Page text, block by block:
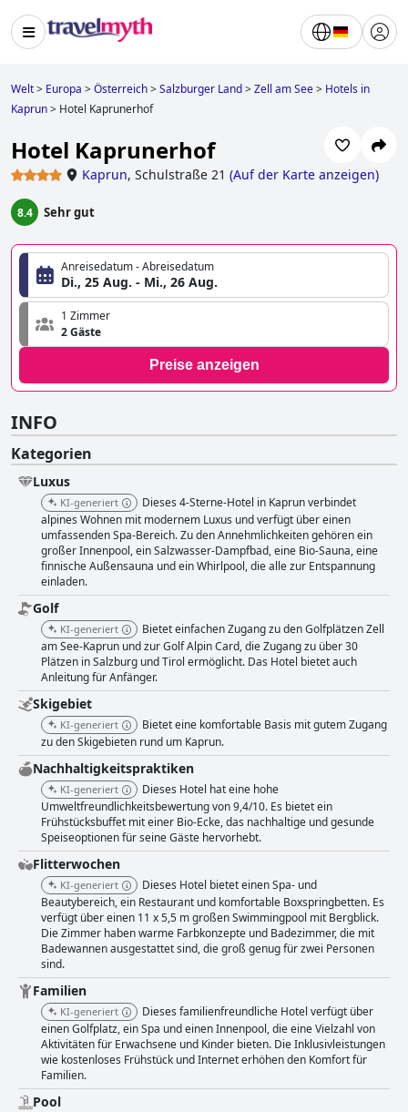
Welt> Europa >Österreich>Salzburger Land>Zell am See> Hotels in
Kaprun> Hotel Kaprunerhof
Hotel Kaprunerhof
Kaprun, Schulstraße 21 (Auf der Karte anzeigen)
8.4 Sehr gut
Anreisedatum - Abreisedatum
Di., 25 Aug. - Mi., 26 Aug.
1 Zimmer
2 Gäste
Preise anzeigen
INFO
Kategorien
Luxus
KI-generiert
Dieses 4-Sterne-Hotel in Kaprun verbindet
alpines Wohnen mit modernem Luxus und verfügt über einen
umfassenden Spa-Bereich. Zu den Annehmlichkeiten gehören ein
großer Innenpool, ein Salzwasser-Dampfbad, eine Bio-Sauna, eine
finnische Außensauna und ein Whirlpool, die alle zur Entspannung
einladen.
Golf
KI-generiert
Bietet einfachen Zugang zu den Golfplätzen Zell
am See-Kaprun und zur Golf Alpin Card, die Zugang zu über 30
Plätzen in Salzburg und Tirol ermöglicht. Das Hotel bietet auch
Anleitung für Anfänger.
Skigebiet
KI-generiert
Bietet eine komfortable Basis mit gutem Zugang
zu den Skigebieten rund um Kaprun.
Nachhaltigkeitspraktiken
KI-generiert
Dieses Hotel hat eine hohe
Umweltfreundlichkeitsbewertung von 9,4/10. Es bietet ein
Frühstücksbuffet mit einer Bio-Ecke, das nachhaltige und gesunde
Speiseoptionen für seine Gäste hervorhebt.
Flitterwochen
KI-generiert
Dieses Hotel bietet einen Spa- und
Beautybereich, ein Restaurant und komfortable Boxspringbetten. Es
verfügt über einen 11 x 5,5 m großen Swimmingpool mit Bergblick.
Die Zimmer haben warme Farbkonzepte und Badezimmer, die mit
Badewannen ausgestattet sind, die groß genug für zwei Personen
sind.
Familien
KI-generiert
Dieses familienfreundliche Hotel verfügt über
einen Golfplatz, ein Spa und einen Innenpool, die eine Vielzahl von
Aktivitäten für Erwachsene und Kinder bieten. Die Inklusivleistungen
wie kostenloses Frühstück und Internet erhöhen den Komfort für
Familien.
Pool